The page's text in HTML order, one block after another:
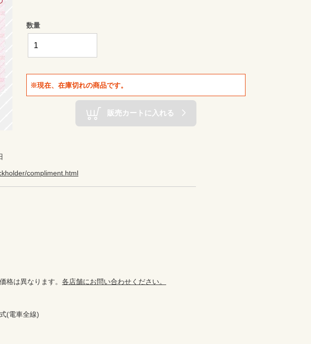
数量
※現在、在庫切れの商品です。
販売カートに入れる
compliment.html
格は異なります。 各店舗にお問い合わせください。
(電車全線)